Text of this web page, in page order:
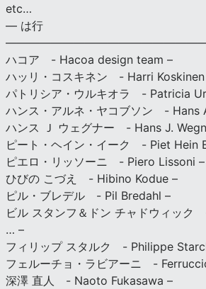
etc…
— は行
ハコア - Hacoa design team –
ハッリ・コスキネン - Harri
パトリシア・ウルキオラ - Patricia
ハンス・アルネ・ヤコブソン - Hans
ハンス Ｊ ウェグナー - Hans J.
ピート・ヘイン・イーク - Piet Hein
ピエロ・リッソーニ - Piero Lissoni –
ひびの こづえ - Hibino Kodue –
ピル・ブレデル - Pil Bredahl –
ビル スタンフ＆ドン チャドウィッ
… –
フィリップ スタルク - Philippe
フェルーチョ・ラビアーニ -
深澤 直人 - Naoto Fukasawa –